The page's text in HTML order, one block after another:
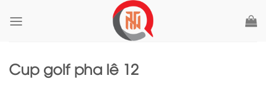
Cup golf pha lê 12